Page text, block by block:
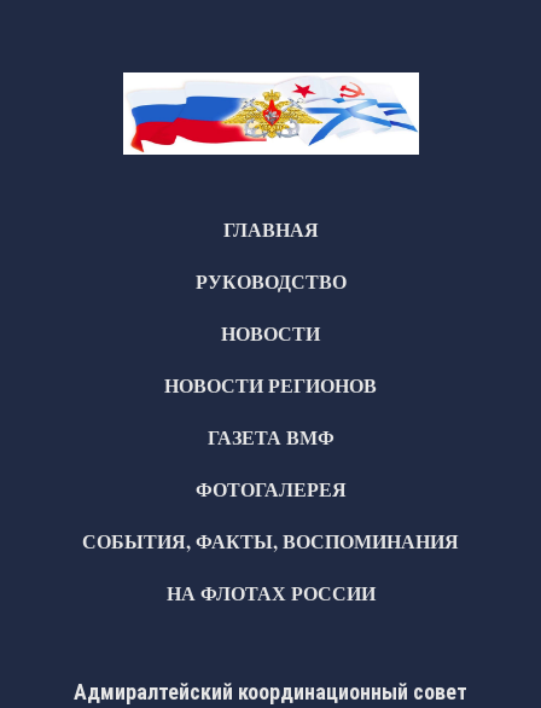
ГЛАВНАЯ
РУКОВОДСТВО
НОВОСТИ
НОВОСТИ РЕГИОНОВ
ГАЗЕТА ВМФ
ФОТОГАЛЕРЕЯ
СОБЫТИЯ, ФАКТЫ, ВОСПОМИНАНИЯ
НА ФЛОТАХ РОССИИ
Адмиралтейский координационный совет